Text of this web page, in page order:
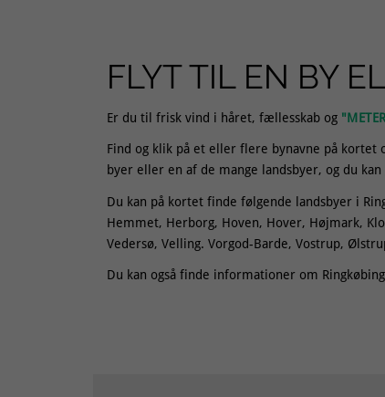
FLYT TIL EN BY
Er du til frisk vind i håret, fællesskab og
Find og klik på et eller flere bynavne på
byer eller en af de mange landsbyer, og du
Du kan på kortet finde følgende landsbyer i
Hemmet, Herborg, Hoven, Hover, Højmark,
Vedersø, Velling. Vorgod-Barde, Vostrup,
Du kan også finde informationer om